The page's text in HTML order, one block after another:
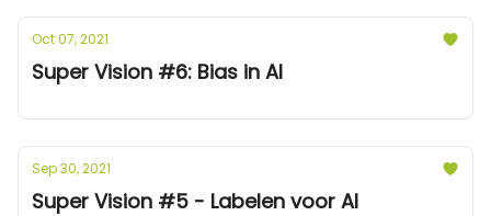
Oct 07, 2021
Super Vision #6: Bias in AI
Sep 30, 2021
Super Vision #5 - Labelen voor AI